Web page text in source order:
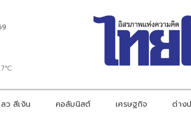
ลว สีเงิน คอลัมนิสต์ เศรษฐกิจ ต่าง